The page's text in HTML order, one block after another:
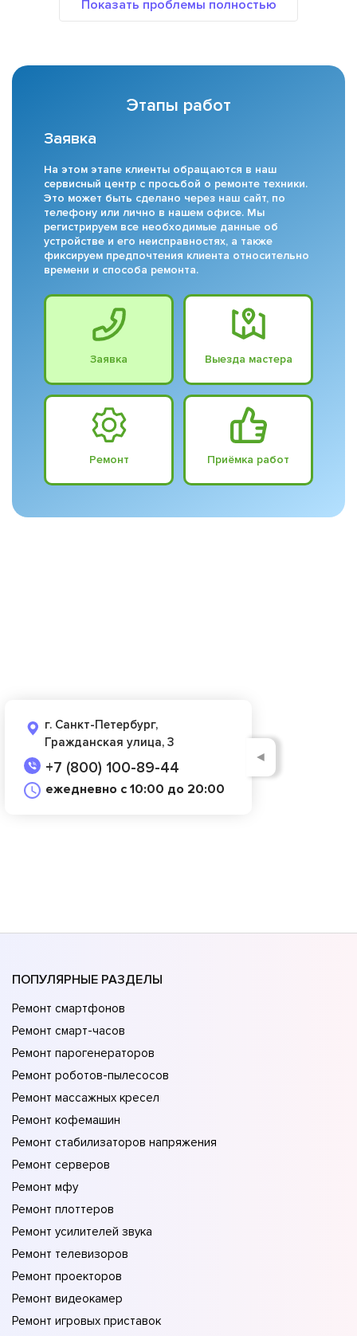
Этапы работ
Заявка
На этом этапе клиенты обращаются в наш
сервисный центр с просьбой о ремонте техники.
Это может быть сделано через наш сайт, по
телефону или лично в нашем офисе. Мы
регистрируем все необходимые данные об
устройстве и его неисправностях, а также
фиксируем предпочтения клиента относительно
времени и способа ремонта.
Заявка Выезда мастера
Ремонт Приёмка работ
г. Санкт-Петербург,
Гражданская улица, 3
+7 (800) 100-89-44
ежедневно с 10:00 до 20:00
◄
ПОПУЛЯРНЫЕ РАЗДЕЛЫ
Ремонт смартфонов
Ремонт смарт-часов
Ремонт парогенераторов
Ремонт роботов-пылесосов
Ремонт массажных кресел
Ремонт кофемашин
Ремонт стабилизаторов напряжения
Ремонт серверов
Ремонт мфу
Ремонт плоттеров
Ремонт усилителей звука
Ремонт телевизоров
Ремонт проекторов
Ремонт видеокамер
Ремонт игровых приставок